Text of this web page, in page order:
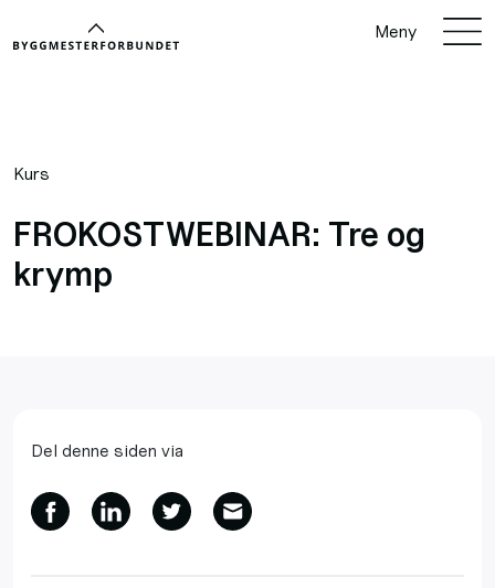
Meny
Kurs
FROKOSTWEBINAR: Tre og
krymp
Del denne siden via